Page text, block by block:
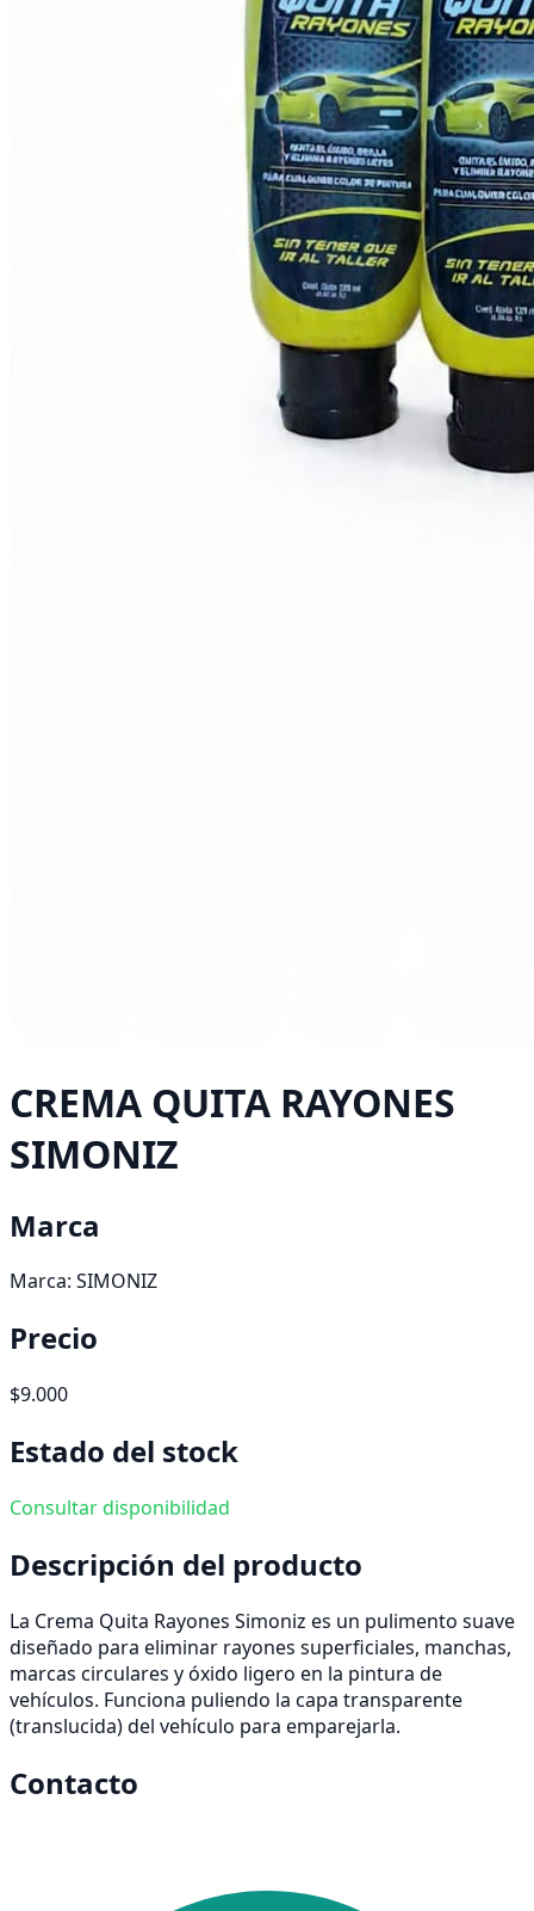
CREMA QUITA RAYONES
SIMONIZ
Marca
Marca: SIMONIZ
Precio
$9.000
Estado del stock
Consultar disponibilidad
Descripción del producto
La Crema Quita Rayones Simoniz es un pulimento suave
diseñado para eliminar rayones superficiales, manchas,
marcas circulares y óxido ligero en la pintura de
vehículos. Funciona puliendo la capa transparente
(translucida) del vehículo para emparejarla.
Contacto